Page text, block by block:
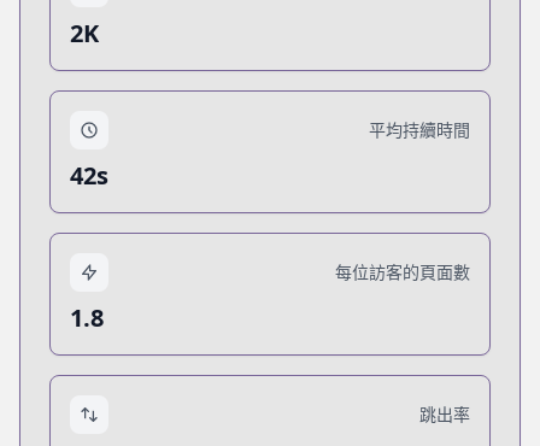
2K
平均持續時間
42s
每位訪客的頁面數
1.8
跳出率